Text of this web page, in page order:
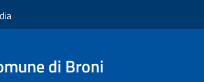
di Broni